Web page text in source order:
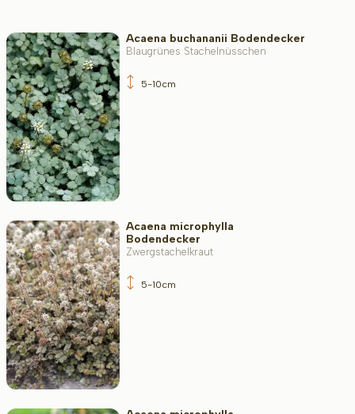
Standort
Wuchsform
Anwendung
Blütenfarbe
Blütezeit
Blattfarbe
Acaena buchananii Bodendecker
Blaugrünes Stachelnüsschen
5-10cm
Acaena microphylla
Bodendecker
Zwergstachelkraut
5-10cm